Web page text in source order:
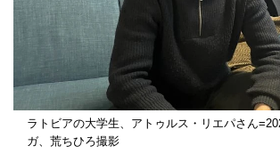
ラトビアの大学生、アトゥルス・リエパさん
ガ、荒ちひろ撮影